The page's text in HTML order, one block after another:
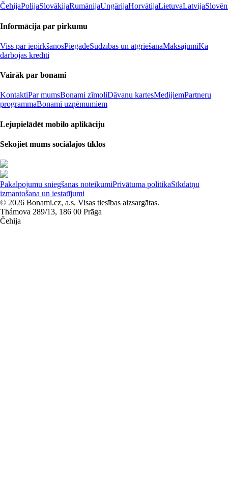
ČehijaPolijaSlovākijaRumānijaUngārijaHorvātijaLietuvaLatvija
Informācija par pirkumu
Viss par iepirkšanosPiegādeSūdzības un atgriešanaMaksājumiKā
darbojas kredīti
Vairāk par bonami
KontaktiPar mumsBonami zīmoliDāvanu kartesMedijiemPartneru
programmaBonami uzņēmumiem
Lejupielādēt mobilo aplikāciju
Sekojiet mums sociālajos tīklos
Pakalpojumu sniegšanas noteikumiPrivātuma politikaSīkdatņu
izmantošana un iestatījumi
© 2026 Bonami.cz, a.s. Visas tiesības aizsargātas.
Thámova 289/13, 186 00 Prāga
Čehija